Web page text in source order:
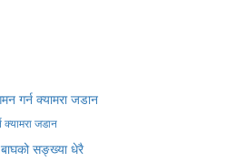
क्यामरा जडान